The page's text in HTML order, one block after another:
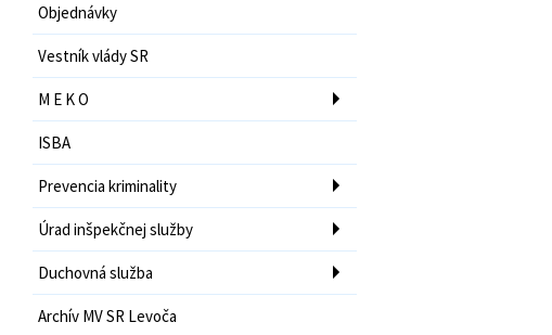
Objednávky
Vestník vlády SR
M E K O
ISBA
Prevencia kriminality
Úrad inšpekčnej služby
Duchovná služba
Archív MV SR Levoča